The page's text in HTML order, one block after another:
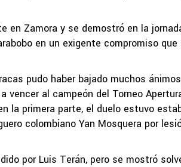
en Zamora y se demostró en la
en un exigente compromiso
pudo haber bajado muchos
vencer al campeón del Torneo
la primera parte, el duelo estuvo
colombiano Yan Mosquera por
por Luis Terán, pero se mostró